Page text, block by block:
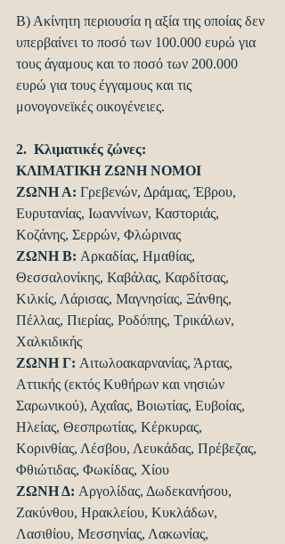
Β) Ακίνητη περιουσία η αξία της οποίας δεν
υπερβαίνει το ποσό των 100.000 ευρώ για
τους άγαμους και το ποσό των 200.000
ευρώ για τους έγγαμους και τις
μονογονεϊκές οικογένειες.
2.  Κλιματικές ζώνες:
ΚΛΙΜΑΤΙΚΗ ΖΩΝΗ ΝΟΜΟΙ
ΖΩΝΗ Α: Γρεβενών, Δράμας, Έβρου,
Ευρυτανίας, Ιωαννίνων, Καστοριάς,
Κοζάνης, Σερρών, Φλώρινας
ΖΩΝΗ Β: Αρκαδίας, Ημαθίας,
Θεσσαλονίκης, Καβάλας, Καρδίτσας,
Κιλκίς, Λάρισας, Μαγνησίας, Ξάνθης,
Πέλλας, Πιερίας, Ροδόπης, Τρικάλων,
Χαλκιδικής
ΖΩΝΗ Γ: Αιτωλοακαρνανίας, Άρτας,
Αττικής (εκτός Κυθήρων και νησιών
Σαρωνικού), Αχαΐας, Βοιωτίας, Ευβοίας,
Ηλείας, Θεσπρωτίας, Κέρκυρας,
Κορινθίας, Λέσβου, Λευκάδας, Πρέβεζας,
Φθιώτιδας, Φωκίδας, Χίου
ΖΩΝΗ Δ: Αργολίδας, Δωδεκανήσου,
Ζακύνθου, Ηρακλείου, Κυκλάδων,
Λασιθίου, Μεσσηνίας, Λακωνίας,